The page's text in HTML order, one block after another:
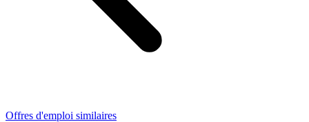
Offres d'emploi similaires